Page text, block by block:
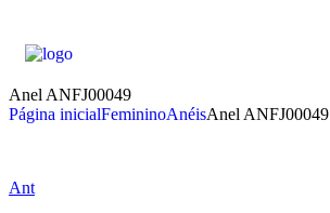
Anel ANFJ00049
Página inicialFemininoAnéisAnel ANFJ00049
Ant